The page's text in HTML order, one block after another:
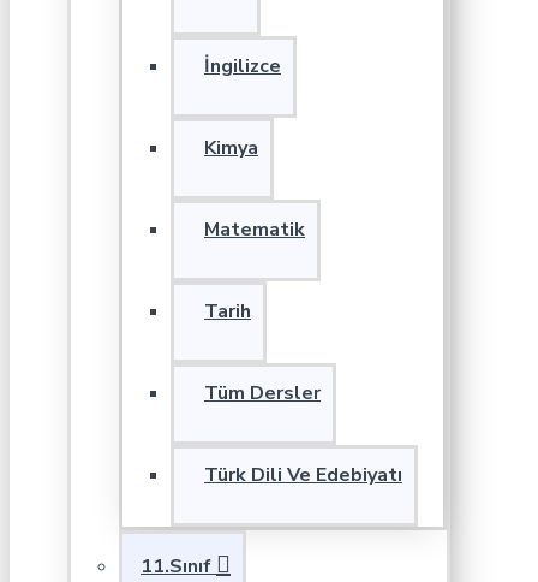
İngilizce
Kimya
Matematik
Tarih
Tüm Dersler
Türk Dili Ve Edebiyatı
11.Sınıf